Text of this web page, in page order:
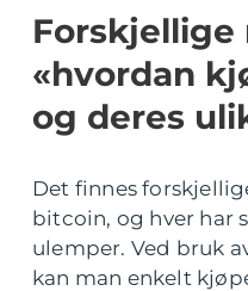
«hvordan
og deres
Det finnes
bitcoin, og hver har
ulemper. Ved bruk
kan man enkelt